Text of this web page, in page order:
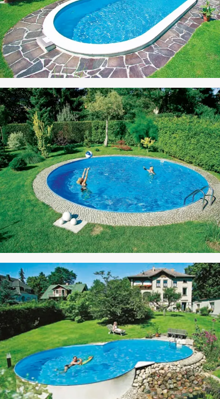
CO STEEL
HAVUZ
CO POOL
HAVUZ